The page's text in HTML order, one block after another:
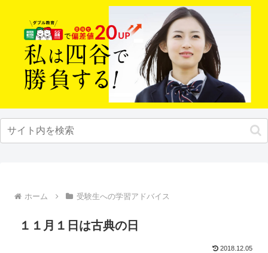
ホーム 受験生への学習アドバイス
１１月１日は古典の日
2018.12.05